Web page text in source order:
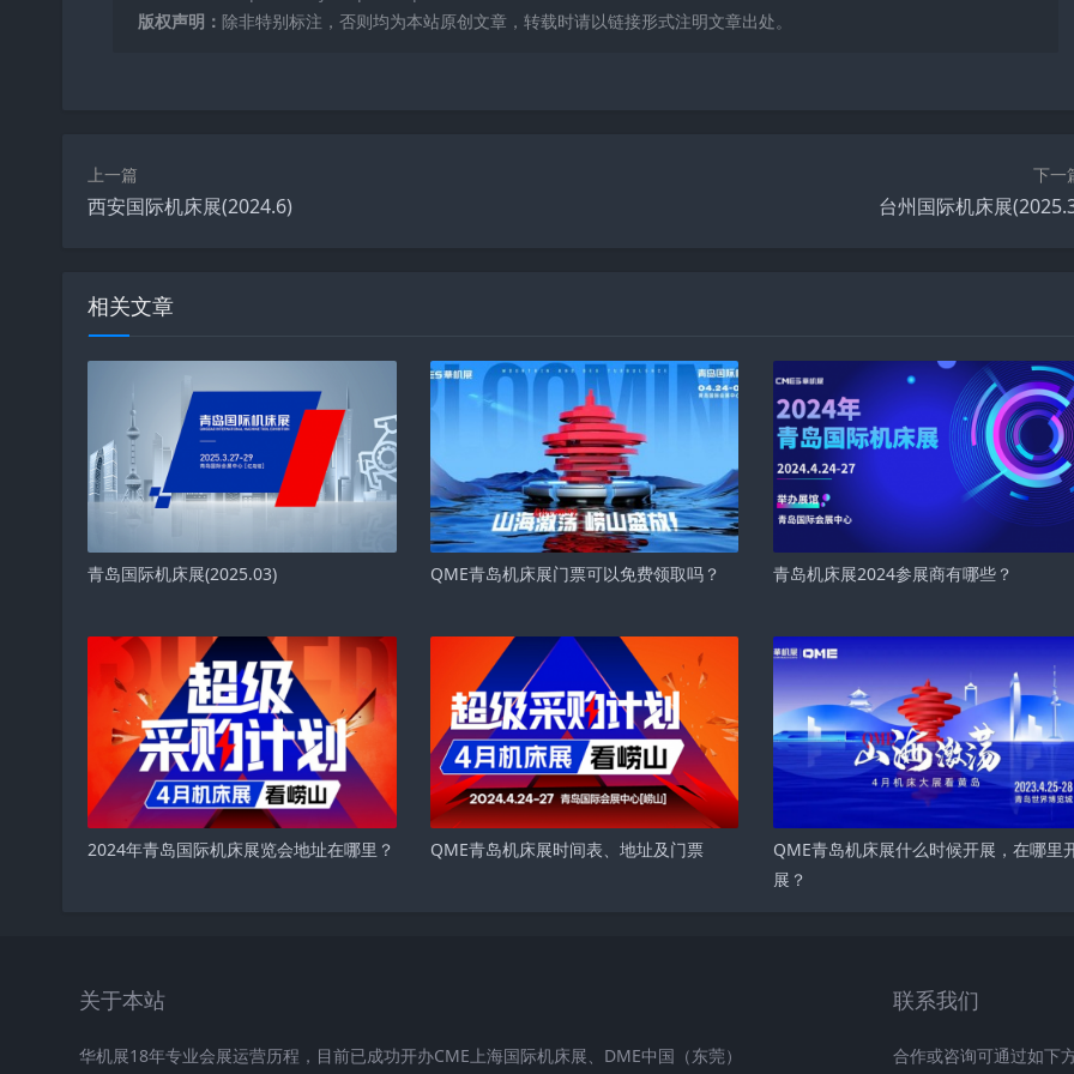
版权声明： 除非特别标注，否则均为本站原创文章，转载时请以链接形式注明文章出处。
上一篇
西安国际机床展(2024.6)
下一
台州国际机床展
相关文章
青岛国际机床展(2025.03) QME青岛机床展门票可以免费领取吗？ 青岛机床展2024参展商有哪些？
2024年青岛国际机床展览会地址在哪里？ QME青岛机床展时间表、地址及门票
QME青岛机床展什么时候开展，在哪里
展？
关于本站
华机展18年专业会展运营历程，目前已成功开办CME上海国际机床展、DME中国（东莞）
联系我们
合作或咨询可通过如下